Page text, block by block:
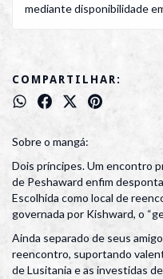
mediante disponibilidade
COMPARTILHAR:
Sobre o mangá:
Dois príncipes. Um encontro
de Peshaward enfim
Escolhida como local de
governada por Kishward, o
Ainda separado de seus
reencontro, suportando
de Lusitania e as investidas